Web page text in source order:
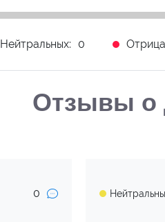
Нейтральных: 0
Отзывы о
0